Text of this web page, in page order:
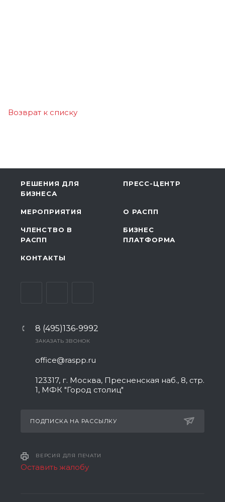
Возврат к списку
РЕШЕНИЯ ДЛЯ
БИЗНЕСА
ПРЕСС-ЦЕНТР
МЕРОПРИЯТИЯ О РАСПП
ЧЛЕНСТВО В
РАСПП
БИЗНЕС
ПЛАТФОРМА
КОНТАКТЫ
8 (495)136-9992
ЗАКАЗАТЬ ЗВОНОК
office@raspp.ru
123317, г. Москва, Пресненская наб., 8, стр.
1, МФК "Город столиц"
ПОДПИСКА НА РАССЫЛКУ
ВЕРСИЯ ДЛЯ ПЕЧАТИ
Оставить жалобу